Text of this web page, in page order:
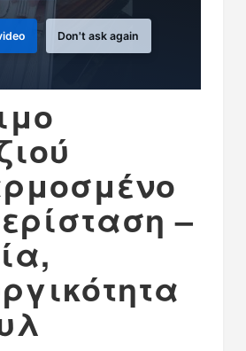
Don't ask again
–